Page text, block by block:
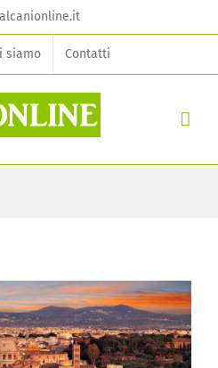
siamo Contatti